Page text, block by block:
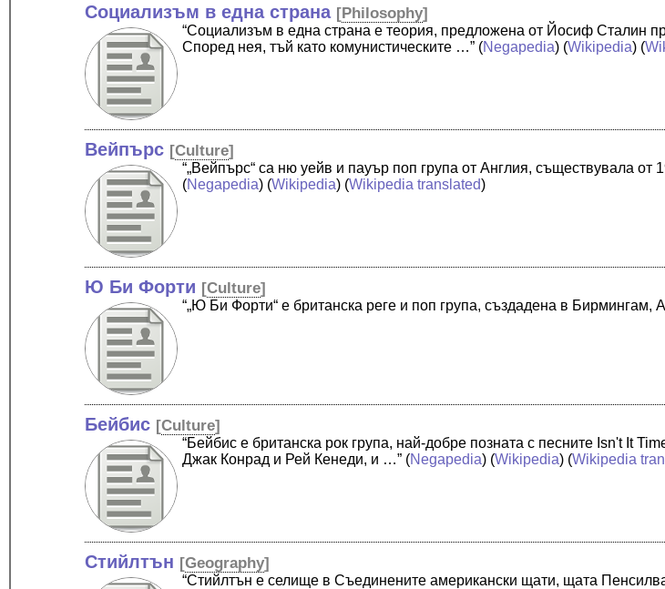
Социализъм в една страна [Philosophy]
“Социализъм в една страна е теория, предложена от Йосиф Сталин
Според нея, тъй като комунистическите …” (Negapedia) (Wikipedia) (
Вейпърс [Culture]
“„Вейпърс“ са ню уейв и пауър поп група от Англия, съществувала от
(Negapedia) (Wikipedia) (Wikipedia translated)
Ю Би Форти [Culture]
“„Ю Би Форти“ е британска реге и поп група, създадена в Бирмингам,
Бейбис [Culture]
“Бейбис е британска рок група, най-добре позната с песните Isn't It
Джак Конрад и Рей Кенеди, и …” (Negapedia) (Wikipedia) (Wikipedia
Стийлтън [Geography]
“Стийлтън е селище в Съединените американски щати, щата